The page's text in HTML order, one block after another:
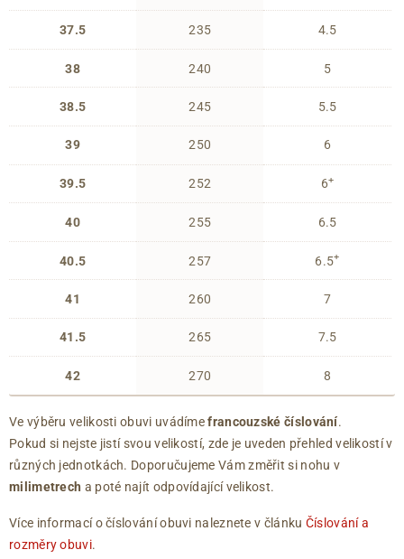
37.5
38
38.5
39
39.5
40
40.5
41
41.5
42
235
240
245
250
252
255
257
260
265
270
4.5
5
5.5
6
6+
6.5
6.5+
7
7.5
8
Ve výběru velikosti obuvi uvádímefrancouzské číslování.
Pokud si nejste jistí svou velikostí, zde je uveden přehled velikostí v
různých jednotkách. Doporučujeme Vám změřit si nohu v
milimetrech a poté najít odpovídající velikost.
Více informací o číslování obuvi naleznete v článku Číslování a
rozměry obuvi.